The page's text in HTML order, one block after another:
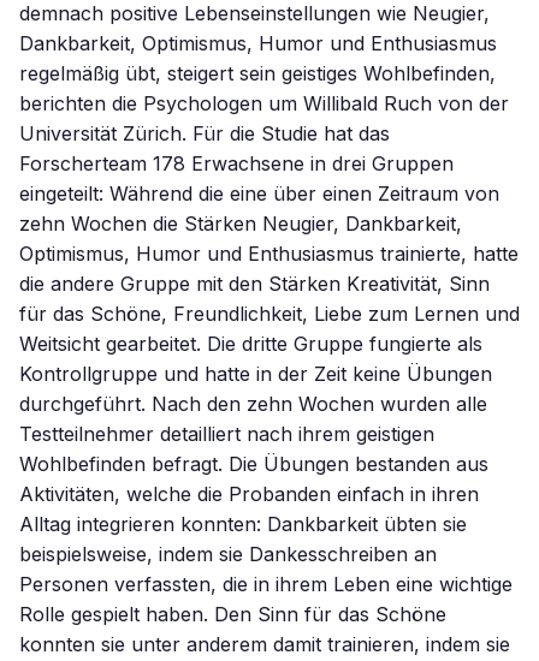
demnach positive Lebenseinstellungen wie Neugier,
Dankbarkeit, Optimismus, Humor und Enthusiasmus
regelmäßig übt, steigert sein geistiges Wohlbefinden,
berichten die Psychologen um Willibald Ruch von der
Universität Zürich. Für die Studie hat das
Forscherteam 178 Erwachsene in drei Gruppen
eingeteilt: Während die eine über einen Zeitraum von
zehn Wochen die Stärken Neugier, Dankbarkeit,
Optimismus, Humor und Enthusiasmus trainierte, hatte
die andere Gruppe mit den Stärken Kreativität, Sinn
für das Schöne, Freundlichkeit, Liebe zum Lernen und
Weitsicht gearbeitet. Die dritte Gruppe fungierte als
Kontrollgruppe und hatte in der Zeit keine Übungen
durchgeführt. Nach den zehn Wochen wurden alle
Testteilnehmer detailliert nach ihrem geistigen
Wohlbefinden befragt. Die Übungen bestanden aus
Aktivitäten, welche die Probanden einfach in ihren
Alltag integrieren konnten: Dankbarkeit übten sie
beispielsweise, indem sie Dankesschreiben an
Personen verfassten, die in ihrem Leben eine wichtige
Rolle gespielt haben. Den Sinn für das Schöne
konnten sie unter anderem damit trainieren, indem sie